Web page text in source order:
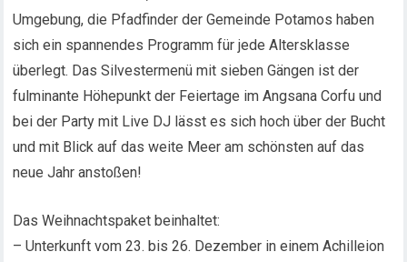
Umgebung, die Pfadfinder der Gemeinde Potamos haben
sich ein spannendes Programm für jede Altersklasse
überlegt. Das Silvestermenü mit sieben Gängen ist der
fulminante Höhepunkt der Feiertage im Angsana Corfu und
bei der Party mit Live DJ lässt es sich hoch über der Bucht
und mit Blick auf das weite Meer am schönsten auf das
neue Jahr anstoßen!
Das Weihnachtspaket beinhaltet:
– Unterkunft vom 23. bis 26. Dezember in einem Achilleion